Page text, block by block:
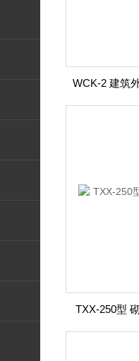
TXX-250型